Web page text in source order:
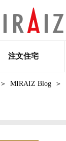
注文住宅
MIRAIZ Blog